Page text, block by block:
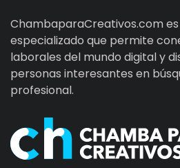
ChambaparaCreativos.com
especializado que permite
laborales del mundo digital y
personas interesantes en
profesional.